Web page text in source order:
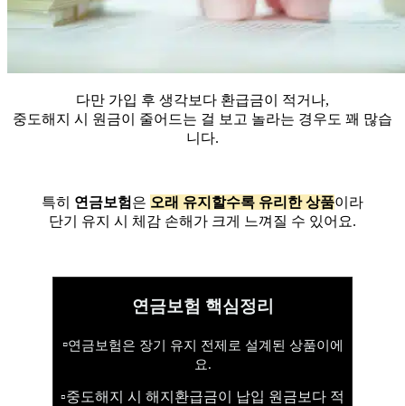
다만 가입 후 생각보다 환급금이 적거나,
중도해지 시 원금이 줄어드는 걸 보고 놀라는 경우도 꽤 많습
니다.
특히 연금보험 은 오래 유지할수록 유리한 상품이라
단기 유지 시 체감 손해가 크게 느껴질 수 있어요.
연금보험 핵심정리
▫️연금보험은 장기 유지 전제로 설계된 상품이에
요.
▫️중도해지 시 해지환급금이 납입 원금보다 적